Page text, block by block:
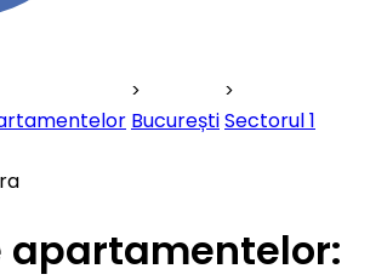
BucureștiSectorul 1
apartamentelor: